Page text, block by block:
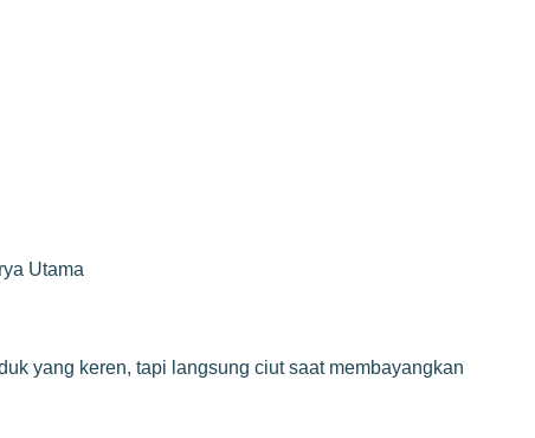
Utama
yang keren, tapi langsung ciut saat membayangkan